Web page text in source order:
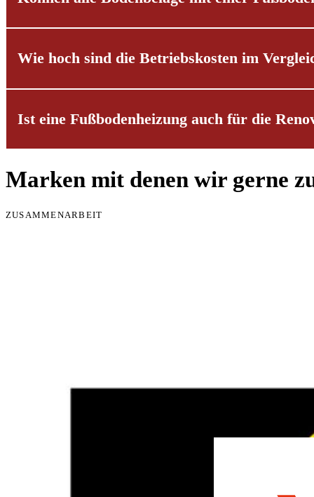
Die meisten modernen Bodenbeläge sind für
Wie hoch sind die Betriebskosten im
Eine Fußbodenheizung arbeitet besonders effizient, da sie mit
Ist eine Fußbodenheizung auch für die
Ja, dank moderner Dünnschichtsysteme ist der nachträgliche
sind damit ideal für Renovierungsprojekte. Wir prüfen gerne die
Marken mit denen wir gerne
ZUSAMMENARBEIT